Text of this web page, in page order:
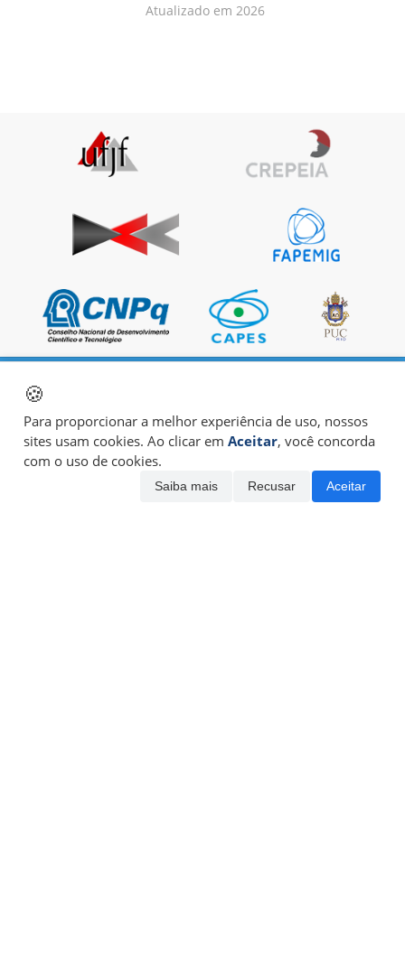
🍪
Para proporcionar a melhor experiência de uso, nossos
sites usam cookies. Ao clicar em Aceitar, você concorda
com o uso de cookies.
Saiba mais Recusar Aceitar
Atualizado em 2026